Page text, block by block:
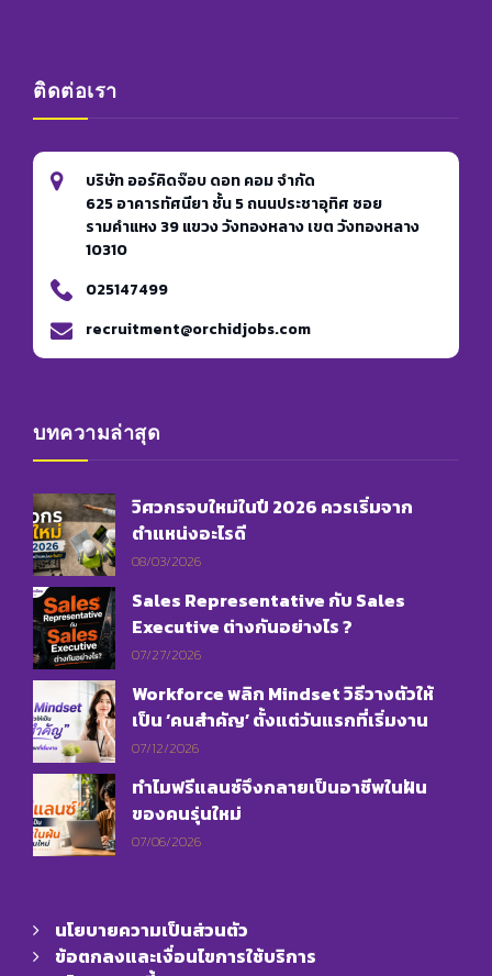
ติดต่อเรา
บริษัท ออร์คิดจ๊อบ ดอท คอม จำกัด
625 อาคารทัศนียา ชั้น 5 ถนนประชาอุทิศ ซอย
รามคำแหง 39 แขวง วังทองหลาง เขต วังทองหลาง
10310
025147499
recruitment@orchidjobs.com
บทความล่าสุด
วิศวกรจบใหม่ในปี 2026 ควรเริ่มจาก
ตำแหน่งอะไรดี
08/03/2026
Sales Representative กับ Sales
Executive ต่างกันอย่างไร ?
07/27/2026
Workforce พลิก Mindset วิธีวางตัวให้
เป็น ‘คนสำคัญ’ ตั้งแต่วันแรกที่เริ่มงาน
07/12/2026
ทำไมฟรีแลนซ์จึงกลายเป็นอาชีพในฝัน
ของคนรุ่นใหม่
07/06/2026
นโยบายความเป็นส่วนตัว
ข้อตกลงและเงื่อนไขการใช้บริการ